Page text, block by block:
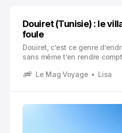
Douiret (Tunisie) : le
foule
Douiret, c’est ce genre
sans même t’en rendre
du bruit et des circuits « on
Le Mag Voyage Lisa